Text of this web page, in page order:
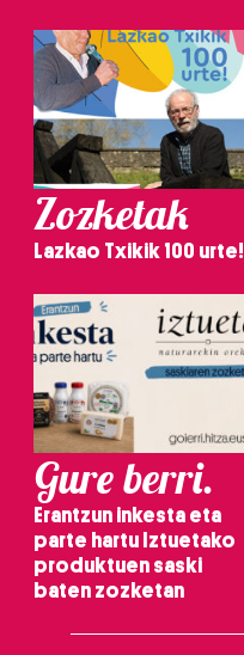
Zozketak
Lazkao Txikik 100 urte!
Gure berri.
Erantzun inkesta eta
parte hartu Iztuetako
produktuen saski
baten zozketan